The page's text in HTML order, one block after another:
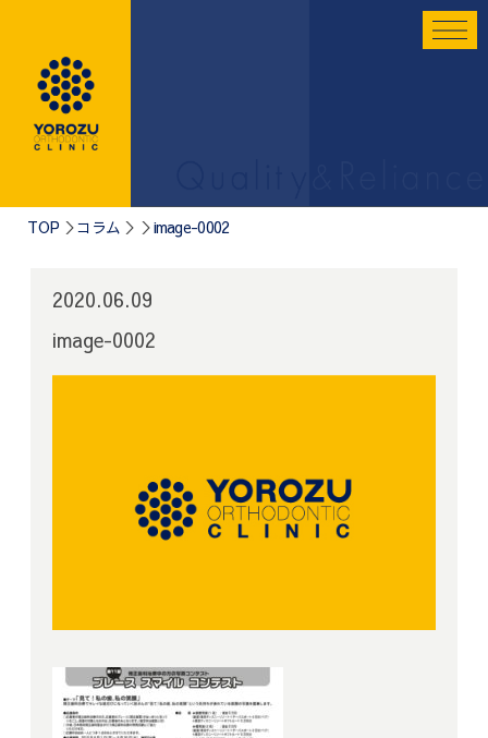
TOP コラム image-0002
2020.06.09
image-0002